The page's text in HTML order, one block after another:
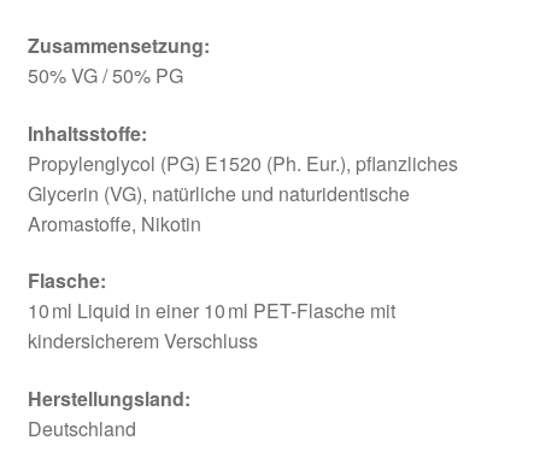
Zusammensetzung:
50% VG / 50% PG
Inhaltsstoffe:
Propylenglycol (PG) E1520 (Ph. Eur.), pflanzliches
Glycerin (VG), natürliche und naturidentische
Aromastoffe, Nikotin
Flasche:
10 ml Liquid in einer 10 ml PET-Flasche mit
kindersicherem Verschluss
Herstellungsland:
Deutschland